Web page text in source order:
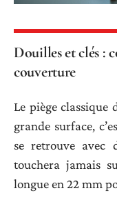
Douilles et clés :
couverture
Le piège classique
grande surface,
se retrouve avec
touchera jamais
longue en 22 mm